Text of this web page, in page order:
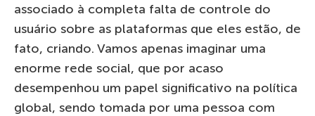
associado à completa falta de controle do
usuário sobre as plataformas que eles estão, de
fato, criando. Vamos apenas imaginar uma
enorme rede social, que por acaso
desempenhou um papel significativo na política
global, sendo tomada por uma pessoa com